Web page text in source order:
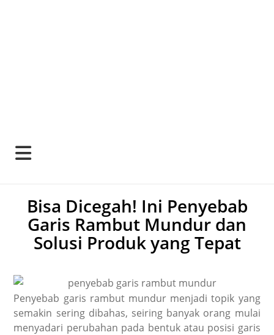
Bisa Dicegah! Ini Penyebab
Garis Rambut Mundur dan
Solusi Produk yang Tepat
Penyebab garis rambut mundur menjadi topik yang
semakin sering dibahas, seiring banyak orang mulai
menyadari perubahan pada bentuk atau posisi garis